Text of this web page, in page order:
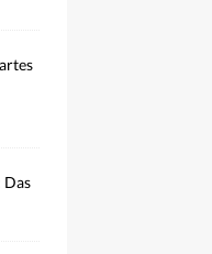
Das